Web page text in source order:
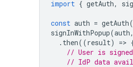
import { getAuth,
const auth = getAuth
signInWithPopup(auth,
. then((result) =>
// User is
// IdP data